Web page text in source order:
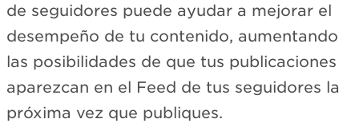
de seguidores puede ayudar a mejorar el
desempeño de tu contenido, aumentando
las posibilidades de que tus publicaciones
aparezcan en el Feed de tus seguidores la
próxima vez que publiques.